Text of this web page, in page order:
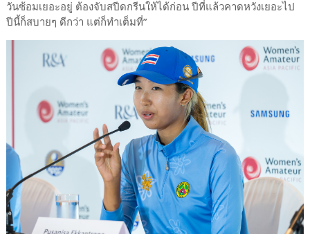
วันซ้อมเยอะอยู่ ต้องจับสปีดกรีนให้ได้ก่อน ปีที่แล้วคาดหวังเยอะไป
ปีนี้ก็สบายๆ ดีกว่า แต่ก็ทำเต็มที่”